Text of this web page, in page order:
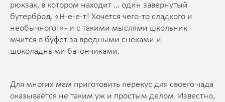
рюкзак, в котором находит … один завернутый
бутерброд. «Н-е-е-т! Хочется чего-то сладкого и
необычного!» - и с такими мыслями школьник
мчится в буфет за вредными снеками и
шоколадными батончиками.
Для многих мам приготовить перекус для своего чада
оказывается не таким уж и простым делом. Известно,